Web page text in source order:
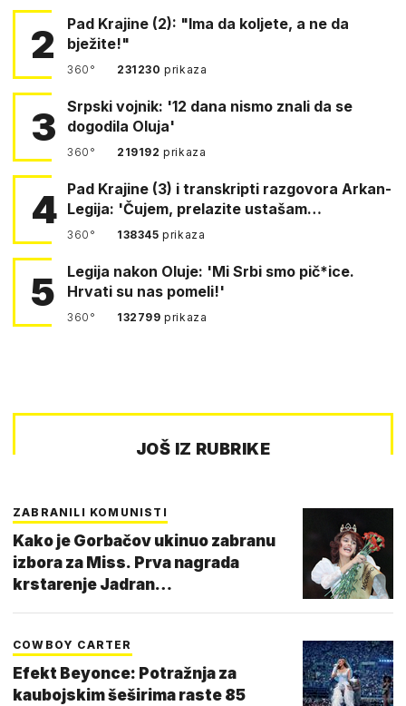
2
Pad Krajine (2): "Ima da koljete, a ne da
bježite!"
360° 231230prikaza
3
Srpski vojnik: '12 dana nismo znali da se
dogodila Oluja'
360° 219192prikaza
4 Pad Krajine (3) i transkripti razgovora Arkan-
Legija: 'Čujem, prelazite ustašam…
360° 138345prikaza
5
Legija nakon Oluje: 'Mi Srbi smo pič*ice.
Hrvati su nas pomeli!'
360° 132799prikaza
JOŠ IZ RUBRIKE
ZABRANILI KOMUNISTI
Kako je Gorbačov ukinuo zabranu
izbora za Miss. Prva nagrada
krstarenje Jadran…
COWBOY CARTER
Efekt Beyonce: Potražnja za
kaubojskim šeširima raste 85